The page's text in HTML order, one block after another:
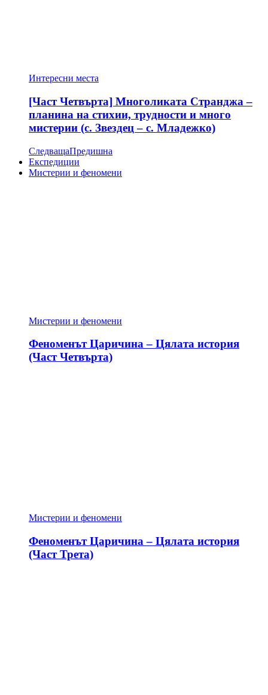
Интересни места
[Част Четвърта] Многоликата Странджа –
планина на стихии, трудности и много
мистерии (с. Звездец – с. Младежко)
СледващаПредишна
Експедиции
Мистерии и феномени
Мистерии и феномени
Феноменът Царичина – Цялата история
(Част Четвърта)
Мистерии и феномени
Феноменът Царичина – Цялата история
(Част Трета)